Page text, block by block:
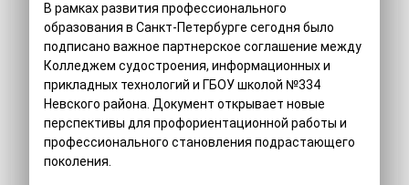
В рамках развития профессионального
образования в Санкт-Петербурге сегодня было
подписано важное партнерское соглашение между
Колледжем судостроения, информационных и
прикладных технологий и ГБОУ школой №334
Невского района. Документ открывает новые
перспективы для профориентационной работы и
профессионального становления подрастающего
поколения.